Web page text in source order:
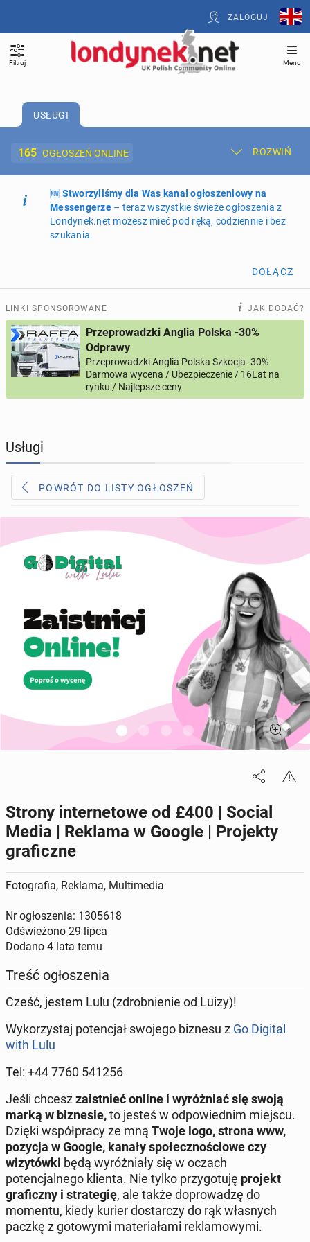
ZALOGUJ
Filtruj Menu
USŁUGI
165 OGŁOSZEŃ ONLINE ROZWIŃ
Dodaj ogłoszenie Moje ogłoszenia
Oferta i cennik ogłoszeń
ogłoszenia online
PROFILE KANDYDATÓW 289 profili online
USŁUGI 165ogłoszeń online
KUPIĘ & SPRZEDAM
TOWARZYSKIE
🆕 Stworzyliśmy dla Was kanał ogłoszeniowy na
Messengerze– teraz wszystkie świeże ogłoszenia z
Londynek.net możesz mieć pod ręką, codziennie i bez
szukania.
DOŁĄCZ
LINKI SPONSOROWANE JAK DODAĆ?
Przeprowadzki Anglia Polska -30%
Odprawy
Przeprowadzki Anglia Polska Szkocja -30%
Darmowa wycena / Ubezpieczenie / 16Lat na
rynku / Najlepsze ceny
Usługi
POWRÓT DO LISTY OGŁOSZEŃ
Strony internetowe od £400 | Social
Media | Reklama w Google | Projekty
graficzne
Fotografia, Reklama, Multimedia
Nr ogłoszenia: 1305618
Odświeżono 29 lipca
Dodano 4 lata temu
Treść ogłoszenia
Cześć, jestem Lulu (zdrobnienie od Luizy)!
Wykorzystaj potencjał swojego biznesu z Go Digital
with Lulu
Tel: +44 7760 541256
Jeśli chceszzaistnieć online i wyróżniać się swoją
marką w biznesie,to jesteś w odpowiednim miejscu.
Dzięki współpracy ze mną Twoje logo, strona www,
pozycja w Google, kanały społecznościowe czy
wizytówki będą wyróżniały się w oczach
potencjalnego klienta. Nie tylko przygotuję projekt
graficzny i strategię, ale także doprowadzę do
momentu, kiedy kurier dostarczy do rąk własnych
paczkę z gotowymi materiałami reklamowymi.